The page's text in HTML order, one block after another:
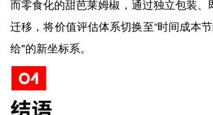
而零食化的甜芭莱姆椒，通过独立包装、
迁移，将价值评估体系切换至“时间成本
给"的新坐标系。